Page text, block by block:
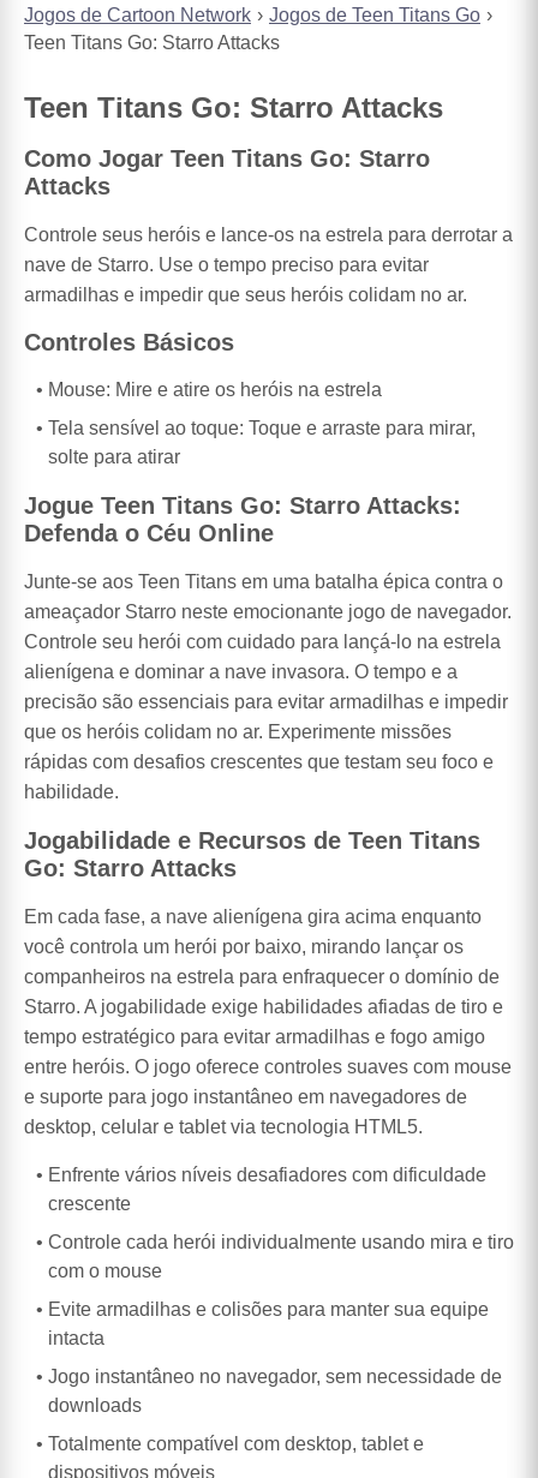
Jogos de Cartoon Network
Jogos de Teen Titans Go
Teen Titans Go: Starro Attacks
Teen Titans Go: Starro Attacks
Como Jogar Teen Titans Go: Starro
Attacks
Controle seus heróis e lance-os na estrela para derrotar a
nave de Starro. Use o tempo preciso para evitar
armadilhas e impedir que seus heróis colidam no ar.
Controles Básicos
Mouse: Mire e atire os heróis na estrela
Tela sensível ao toque: Toque e arraste para mirar,
solte para atirar
Jogue Teen Titans Go: Starro Attacks:
Defenda o Céu Online
Junte-se aos Teen Titans em uma batalha épica contra o
ameaçador Starro neste emocionante jogo de navegador.
Controle seu herói com cuidado para lançá-lo na estrela
alienígena e dominar a nave invasora. O tempo e a
precisão são essenciais para evitar armadilhas e impedir
que os heróis colidam no ar. Experimente missões
rápidas com desafios crescentes que testam seu foco e
habilidade.
Jogabilidade e Recursos de Teen Titans
Go: Starro Attacks
Em cada fase, a nave alienígena gira acima enquanto
você controla um herói por baixo, mirando lançar os
companheiros na estrela para enfraquecer o domínio de
Starro. A jogabilidade exige habilidades afiadas de tiro e
tempo estratégico para evitar armadilhas e fogo amigo
entre heróis. O jogo oferece controles suaves com mouse
e suporte para jogo instantâneo em navegadores de
desktop, celular e tablet via tecnologia HTML5.
Enfrente vários níveis desafiadores com dificuldade
crescente
Controle cada herói individualmente usando mira e tiro
com o mouse
Evite armadilhas e colisões para manter sua equipe
intacta
Jogo instantâneo no navegador, sem necessidade de
downloads
Totalmente compatível com desktop, tablet e
dispositivos móveis